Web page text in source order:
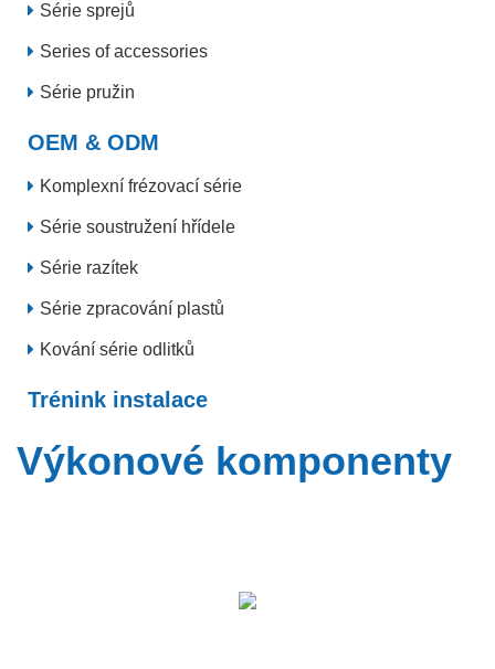
Série sprejů
Series of accessories
Série pružin
OEM & ODM
Komplexní frézovací série
Série soustružení hřídele
Série razítek
Série zpracování plastů
Kování série odlitků
Trénink instalace
Výkonové komponenty